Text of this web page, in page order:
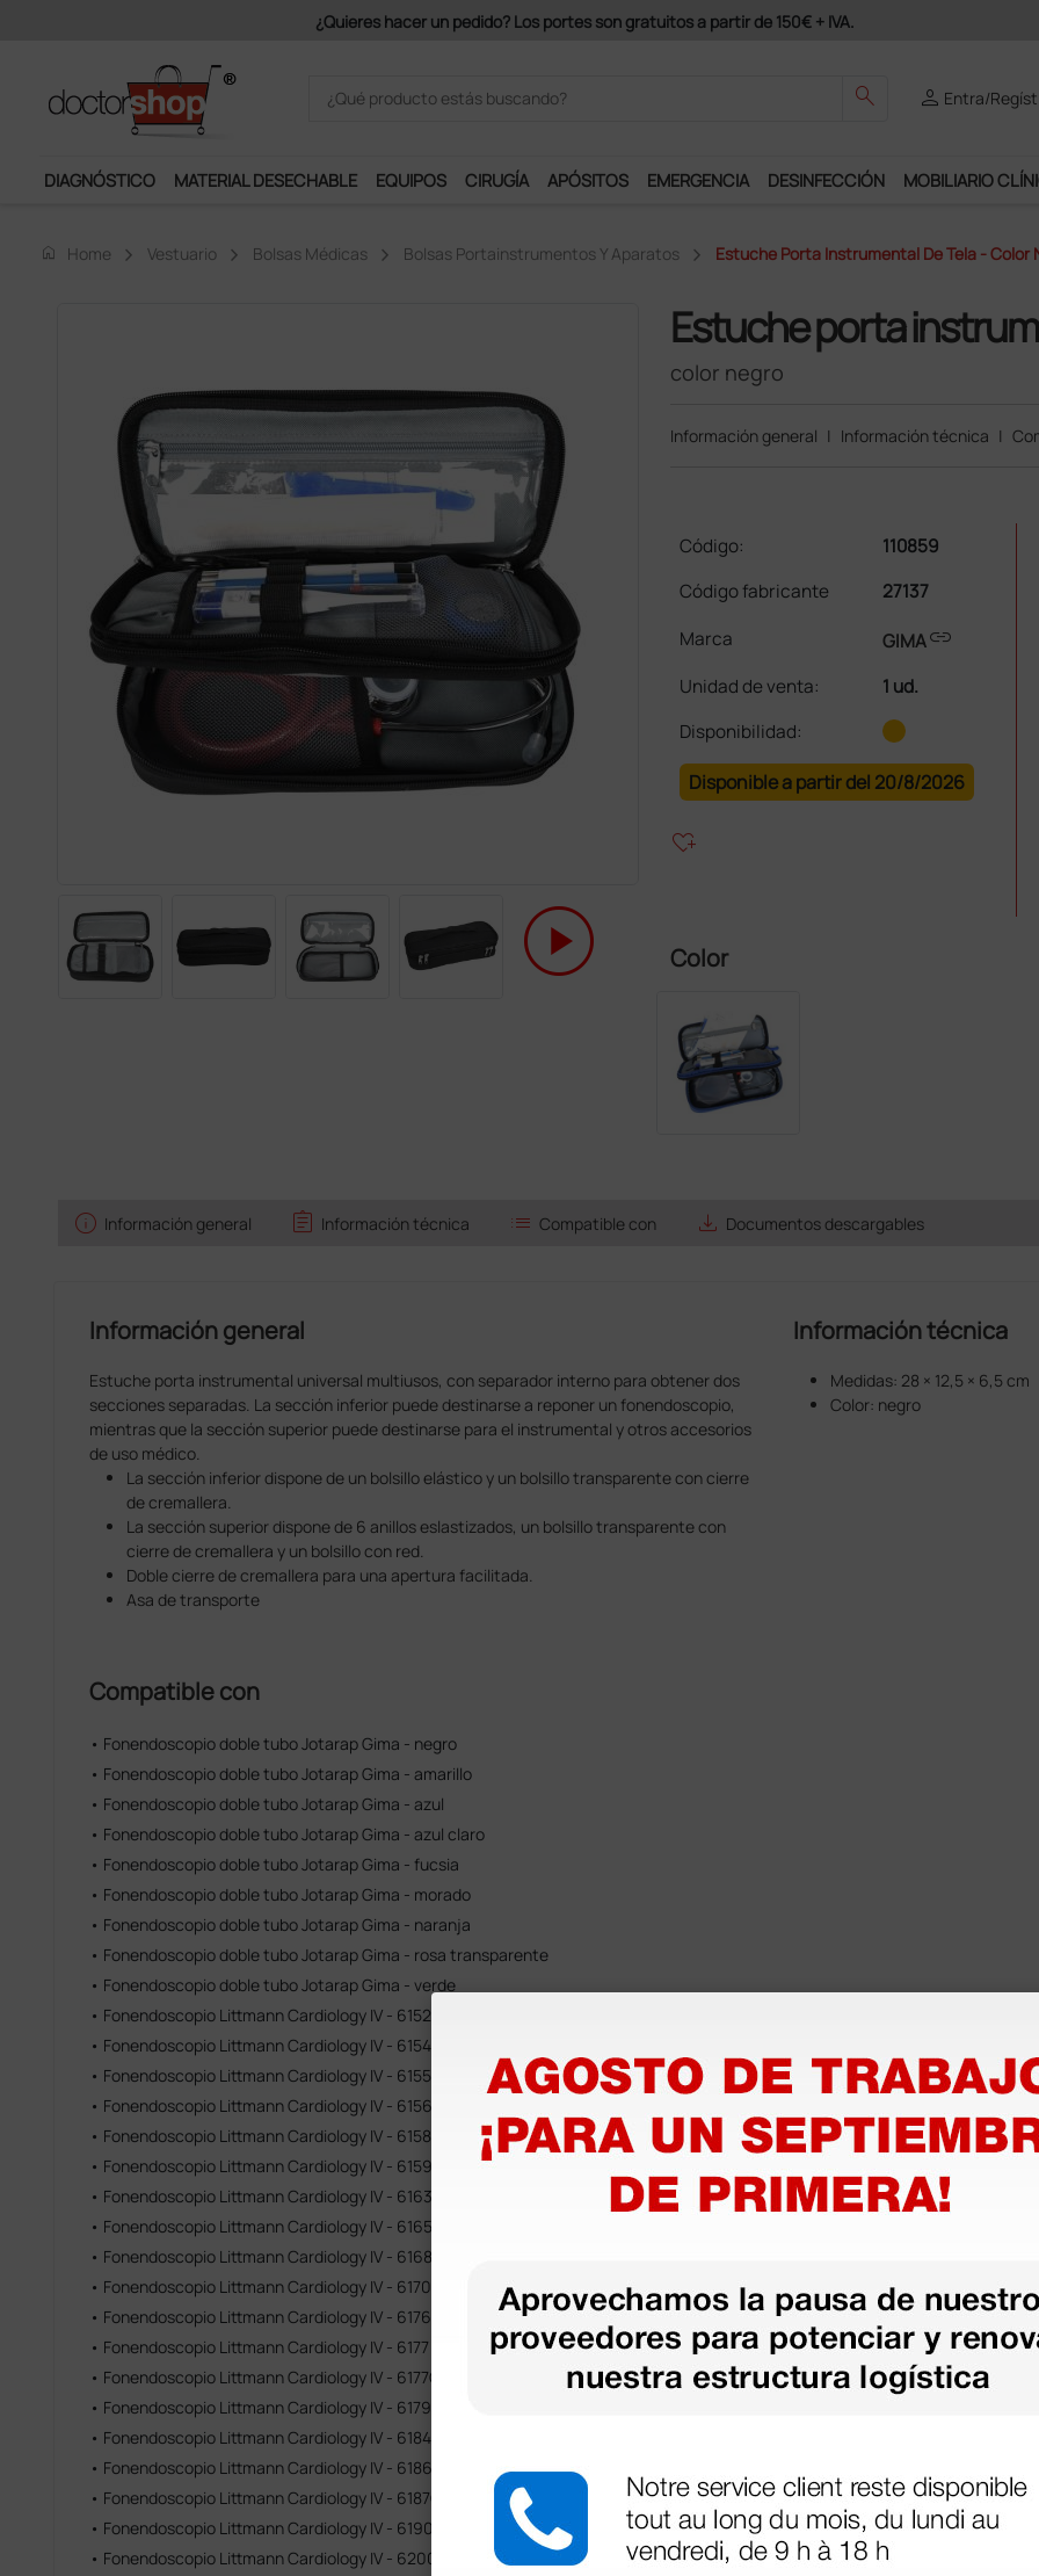
Únete al programa Ds Plus y podrás disfrutar de muchos servicios exclusivos.
search person Entra/
DIAGNÓSTICO MATERIAL DESECHABLE EQUIPOS CIRUGÍA APÓSITOS EMERGENCIA DESINFECCIÓN MOBILIARIO
home Home Vestuario Bolsas Médicas Bolsas Portainstrumentos Y Aparatos Estuche Porta Instrumental De Tela - Color
play_circle
Estuche porta
color negro
Información general | Información técnica |
Código:
110859
Código fabricante
27137
Marca
GIMAlink
Unidad de venta:
1 ud.
Disponibilidad:
Disponible a partir del 20/8/2026
heart_plus
Color
info Información general assignment Información técnica list Compatible con save_alt Documentos descargables
Información general
Estuche porta instrumental universal multiusos, con separador interno para obtener dos
secciones separadas. La sección inferior puede destinarse a reponer un fonendoscopio,
mientras que la sección superior puede destinarse para el instrumental y otros accesorios
de uso médico.
La sección inferior dispone de un bolsillo elástico y un bolsillo transparente con cierre
de cremallera.
La sección superior dispone de 6 anillos eslastizados, un bolsillo transparente con
cierre de cremallera y un bolsillo con red.
Doble cierre de cremallera para una apertura facilitada.
Asa de transporte
Compatible con
• Fonendoscopio doble tubo Jotarap Gima - negro
• Fonendoscopio doble tubo Jotarap Gima - amarillo
• Fonendoscopio doble tubo Jotarap Gima - azul
• Fonendoscopio doble tubo Jotarap Gima - azul claro
• Fonendoscopio doble tubo Jotarap Gima - fucsia
• Fonendoscopio doble tubo Jotarap Gima - morado
• Fonendoscopio doble tubo Jotarap Gima - naranja
• Fonendoscopio doble tubo Jotarap Gima - rosa transparente
• Fonendoscopio doble tubo Jotarap Gima - verde
• Fonendoscopio Littmann Cardiology IV - 6152 - negro
• Fonendoscopio Littmann Cardiology IV - 6154 - azul marino
• Fonendoscopio Littmann Cardiology IV - 6155 - verde bosque
• Fonendoscopio Littmann Cardiology IV - 6156 - ciruela
• Fonendoscopio Littmann Cardiology IV - 6158 - frambuesa
• Fonendoscopio Littmann Cardiology IV - 6159C - rosa satinado
• Fonendoscopio Littmann Cardiology IV - 6163 - black edition
• Fonendoscopio Littmann Cardiology IV - 6165 - negro acabado en arco iris
• Fonendoscopio Littmann Cardiology IV - 6168 - azul marino acabado en negro
• Fonendoscopio Littmann Cardiology IV - 6170 - granate acabado en espejo
• Fonendoscopio Littmann Cardiology IV - 6176 - granate acabado en champagne
• Fonendoscopio Littmann Cardiology IV - 6177 - negro acabado en espejo
• Fonendoscopio Littmann Cardiology IV - 6177C - negro satinado acabado espejo
• Fonendoscopio Littmann Cardiology IV - 6179 - negro-humo acabado en champán
• Fonendoscopio Littmann Cardiology IV - 6184 - granate
• Fonendoscopio Littmann Cardiology IV - 6186C - alabastro satinado acabado en negro
• Fonendoscopio Littmann Cardiology IV - 6187C - azul noche satinado
• Fonendoscopio Littmann Cardiology IV - 6190 - azul caribe acabado en champagne
• Fonendoscopio Littmann Cardiology IV - 6200 - negro acabado negro y rojo
Información técnica
Medidas: 28 × 12,5 × 6,5 cm
Color: negro